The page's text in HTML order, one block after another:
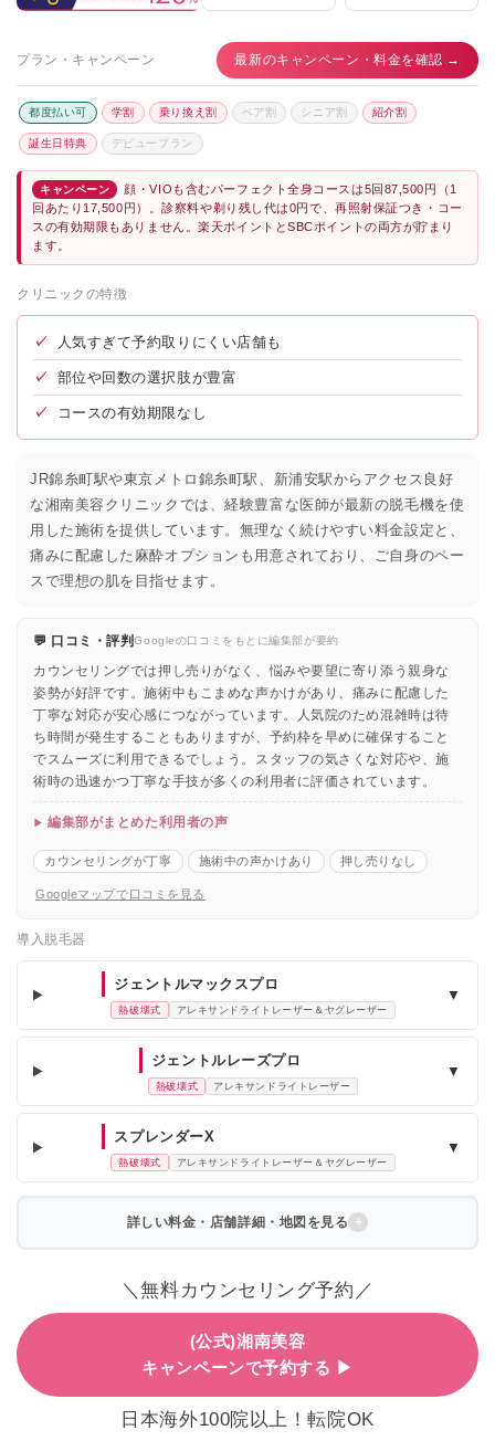
プラン・キャンペーン 最新のキャンペーン・料金を確認 →
都度払い可 学割 乗り換え割 ペア割 シニア割 紹介割
誕生日特典 デビュープラン
キャンペーン
顔・VIOも含むパーフェクト全身コースは5回87,500円（1
回あたり17,500円）。診察料や剃り残し代は0円で、再照射保証つき・コー
スの有効期限もありません。楽天ポイントとSBCポイントの両方が貯まり
ます。
クリニックの特徴
✓ 人気すぎて予約取りにくい店舗も
✓ 部位や回数の選択肢が豊富
✓ コースの有効期限なし
JR錦糸町駅や東京メトロ錦糸町駅、新浦安駅からアクセス良好
な湘南美容クリニックでは、経験豊富な医師が最新の脱毛機を使
用した施術を提供しています。無理なく続けやすい料金設定と、
痛みに配慮した麻酔オプションも用意されており、ご自身のペー
スで理想の肌を目指せます。
💬 口コミ・評判Googleの口コミをもとに編集部が要約
カウンセリングでは押し売りがなく、悩みや要望に寄り添う親身な
姿勢が好評です。施術中もこまめな声かけがあり、痛みに配慮した
丁寧な対応が安心感につながっています。人気院のため混雑時は待
ち時間が発生することもありますが、予約枠を早めに確保すること
でスムーズに利用できるでしょう。スタッフの気さくな対応や、施
術時の迅速かつ丁寧な手技が多くの利用者に評価されています。
編集部がまとめた利用者の声
カウンセリングが丁寧 施術中の声かけあり 押し売りなし
Googleマップで口コミを見る
導入脱毛器
ジェントルマックスプロ
熱破壊式 アレキサンドライトレーザー＆ヤグレーザー
▼
ジェントルレーズプロ
熱破壊式 アレキサンドライトレーザー
▼
スプレンダーX
熱破壊式 アレキサンドライトレーザー＆ヤグレーザー
▼
詳しい料金・店舗詳細・地図を見る
＼無料カウンセリング予約／
(公式)湘南美容
キャンペーンで予約する ▶
日本海外100院以上！転院OK